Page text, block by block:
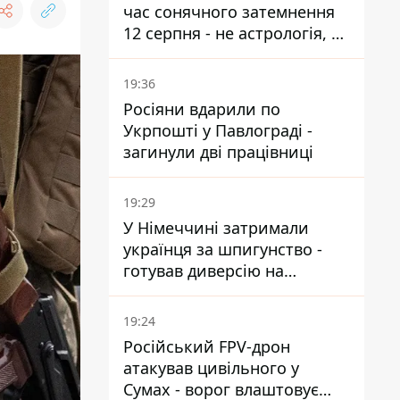
час сонячного затемнення
12 серпня - не астрологія, у
Брюсселі готуються до
екстрених заходів
19:36
Росіяни вдарили по
Укрпошті у Павлограді -
загинули дві працівниці
19:29
У Німеччині затримали
українця за шпигунство -
готував диверсію на
військовому підприємстві
19:24
Російський FPV-дрон
атакував цивільного у
Сумах - ворог влаштовує